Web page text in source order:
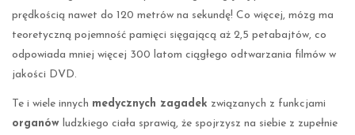
prędkością nawet do 120 metrów na sekundę! Co więcej, mózg ma
teoretyczną pojemność pamięci sięgającą aż 2,5 petabajtów, co
odpowiada mniej więcej 300 latom ciągłego odtwarzania filmów w
jakości DVD.
Te i wiele innych medycznych zagadek związanych z funkcjami
organów ludzkiego ciała sprawią, że spojrzysz na siebie z zupełnie